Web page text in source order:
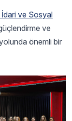
İdari ve Sosyal
ve
önemli bir